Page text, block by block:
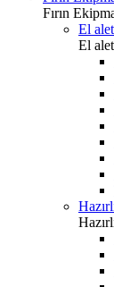
Fırın
El
El